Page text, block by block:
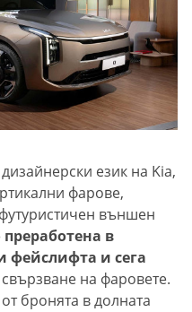
език на Kia,
фарове,
външен
в
фейслифта и сега
на фаровете.
бронята в долната